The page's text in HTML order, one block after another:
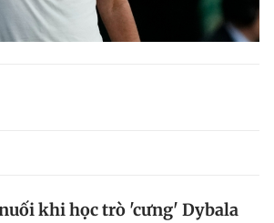
khi học trò 'cưng' Dybala